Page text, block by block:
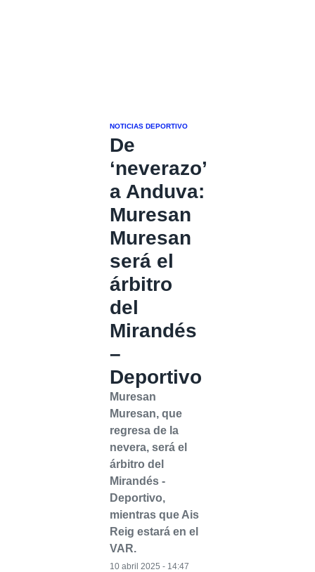
NOTICIAS DEPORTIVO
De
‘neverazo’
a Anduva:
Muresan
Muresan
será el
árbitro
del
Mirandés
–
Deportivo
Muresan
Muresan, que
regresa de la
nevera, será el
árbitro del
Mirandés -
Deportivo,
mientras que Ais
Reig estará en el
VAR.
10 abril 2025 - 14:47